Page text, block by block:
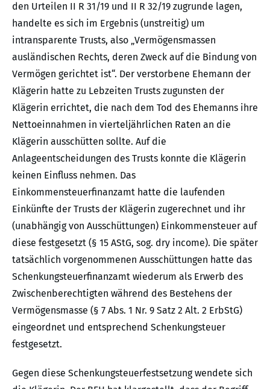
den Urteilen II R 31/19 und II R 32/19 zugrunde lagen,
handelte es sich im Ergebnis (unstreitig) um
intransparente Trusts, also „Vermögensmassen
ausländischen Rechts, deren Zweck auf die Bindung von
Vermögen gerichtet ist“. Der verstorbene Ehemann der
Klägerin hatte zu Lebzeiten Trusts zugunsten der
Klägerin errichtet, die nach dem Tod des Ehemanns ihre
Nettoeinnahmen in vierteljährlichen Raten an die
Klägerin ausschütten sollte. Auf die
Anlageentscheidungen des Trusts konnte die Klägerin
keinen Einfluss nehmen. Das
Einkommensteuerfinanzamt hatte die laufenden
Einkünfte der Trusts der Klägerin zugerechnet und ihr
(unabhängig von Ausschüttungen) Einkommensteuer auf
diese festgesetzt (§ 15 AStG, sog. dry income). Die später
tatsächlich vorgenommenen Ausschüttungen hatte das
Schenkungsteuerfinanzamt wiederum als Erwerb des
Zwischenberechtigten während des Bestehens der
Vermögensmasse (§ 7 Abs. 1 Nr. 9 Satz 2 Alt. 2 ErbStG)
eingeordnet und entsprechend Schenkungsteuer
festgesetzt.
Gegen diese Schenkungsteuerfestsetzung wendete sich